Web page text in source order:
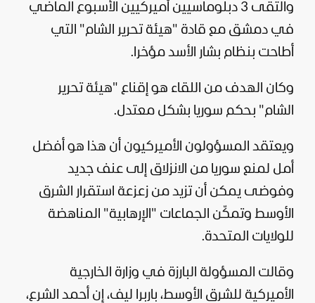
والتقى 3 دبلوماسيين أميركيين الأسبوع الماضي
في دمشق مع قادة "هيئة تحرير الشام" التي
أطاحت بنظام بشار الأسد مؤخرا.
وكان الهدف من اللقاء هو إقناع "هيئة تحرير
الشام" بحكم سوريا بشكل معتدل.
ويعتقد المسؤولون الأميركيون أن هذا هو أفضل
أمل لمنع سوريا من الانزلاق إلى عنف جديد
وفوضى يمكن أن تزيد من زعزعة استقرار الشرق
الأوسط وتمكّن الجماعات "الإرهابية" المناهضة
للولايات المتحدة.
وقالت المسؤولة البارزة في وزارة الخارجية
الأميركية للشرق الأوسط، باربرا ليف، إن أحمد الشرع،